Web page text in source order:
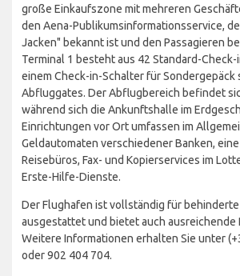
große Einkaufszone mit mehreren
den Aena-Publikumsinformationsservice,
Jacken" bekannt ist und den Passagieren
Terminal 1 besteht aus 42 Standard-
einem Check-in-Schalter für
Abfluggates. Der Abflugbereich befindet
während sich die Ankunftshalle im
Einrichtungen vor Ort umfassen im
Geldautomaten verschiedener Banken, eine
Reisebüros, Fax- und Kopierservices im
Erste-Hilfe-Dienste.
Der Flughafen ist vollständig für behinderte
ausgestattet und bietet auch ausreichende
Weitere Informationen erhalten Sie unter
oder 902 404 704.